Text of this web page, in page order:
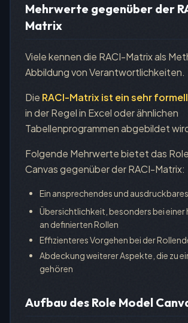
Mehrwerte gegenüber der
Matrix
Viele kennen die RACI-Matrix als
Abbildung von Verantwortlichkeiten.
Die RACI-Matrix ist ein sehr
in der Regel in Excel oder ähnlichen
Tabellenprogrammen abgebildet
Folgende Mehrwerte bietet das
Canvas gegenüber der RACI-Matrix:
Ein ansprechendes und
Übersichtlichkeit, besonders bei einer
an definierten Rollen
Effizienteres Vorgehen bei der
Abdeckung weiterer Aspekte, die zu
gehören
Aufbau des Role Model